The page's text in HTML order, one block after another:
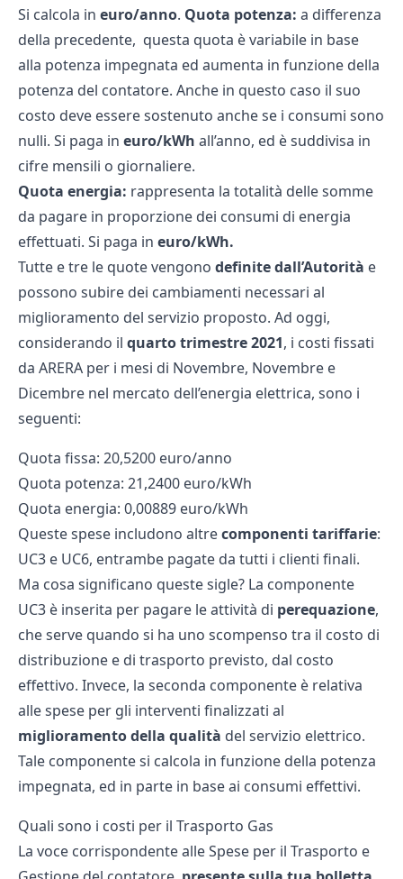
Si calcola in euro/anno. Quota potenza: a differenza
della precedente, questa quota è variabile in base
alla potenza impegnata ed aumenta in funzione della
potenza del contatore. Anche in questo caso il suo
costo deve essere sostenuto anche se i consumi sono
nulli. Si paga in euro/kWh all’anno, ed è suddivisa in
cifre mensili o giornaliere.
Quota energia: rappresenta la totalità delle somme
da pagare in proporzione dei consumi di energia
effettuati. Si paga in euro/kWh.
Tutte e tre le quote vengono definite dall’Autorità e
possono subire dei cambiamenti necessari al
miglioramento del servizio proposto. Ad oggi,
considerando il quarto trimestre 2021, i costi fissati
da ARERA per i mesi di Novembre, Novembre e
Dicembre nel mercato dell’energia elettrica, sono i
seguenti:
Quota fissa: 20,5200 euro/anno
Quota potenza: 21,2400 euro/kWh
Quota energia: 0,00889 euro/kWh
Queste spese includono altrecomponenti tariffarie:
UC3 e UC6, entrambe pagate da tutti i clienti finali.
Ma cosa significano queste sigle? La componente
UC3 è inserita per pagare le attività di perequazione,
che serve quando si ha uno scompenso tra il costo di
distribuzione e di trasporto previsto, dal costo
effettivo. Invece, la seconda componente è relativa
alle spese per gli interventi finalizzati al
miglioramento della qualità del servizio elettrico.
Tale componente si calcola in funzione della potenza
impegnata, ed in parte in base ai consumi effettivi.
Quali sono i costi per il Trasporto Gas
La voce corrispondente alle Spese per il Trasporto e